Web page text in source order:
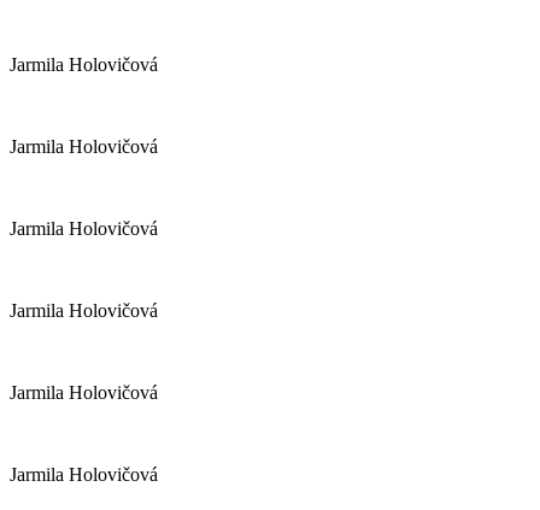
Jarmila Holovičová
Jarmila Holovičová
Jarmila Holovičová
Jarmila Holovičová
Jarmila Holovičová
Jarmila Holovičová